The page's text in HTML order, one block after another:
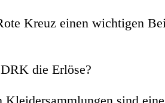
Kreuz einen wichtigen
die Erlöse?